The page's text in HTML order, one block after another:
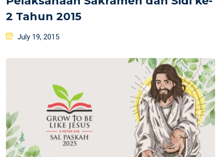
2 Tahun 2015
Posted
July 19, 2015